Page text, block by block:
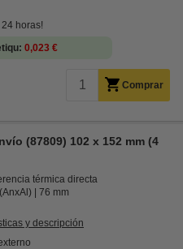
horas!
0,023 €
Comprar
(87809) 102 x 152 mm (4
térmica directa
76 mm
y descripción